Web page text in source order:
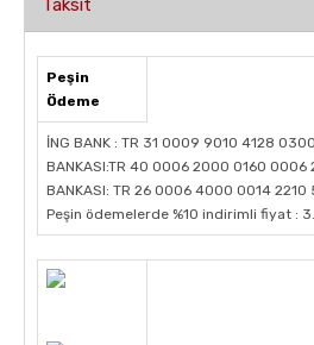
Taksit
Peşin
Ödeme
İNG BANK : TR 31 0009 9010 4128
BANKASI:TR 40 0006 2000 0160 0006
BANKASI: TR 26 0006 4000 0014
Peşin ödemelerde %10 indirimli fiyat :